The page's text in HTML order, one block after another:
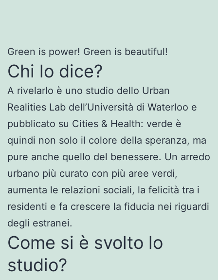
Green is power! Green is beautiful!
Chi lo dice?
A rivelarlo è uno studio dello Urban
Realities Lab dell’Università di Waterloo e
pubblicato su Cities & Health: verde è
quindi non solo il colore della speranza, ma
pure anche quello del benessere. Un arredo
urbano più curato con più aree verdi,
aumenta le relazioni sociali, la felicità tra i
residenti e fa crescere la fiducia nei riguardi
degli estranei.
Come si è svolto lo
studio?